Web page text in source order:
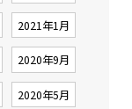
2021年1月
2020年9月
2020年5月